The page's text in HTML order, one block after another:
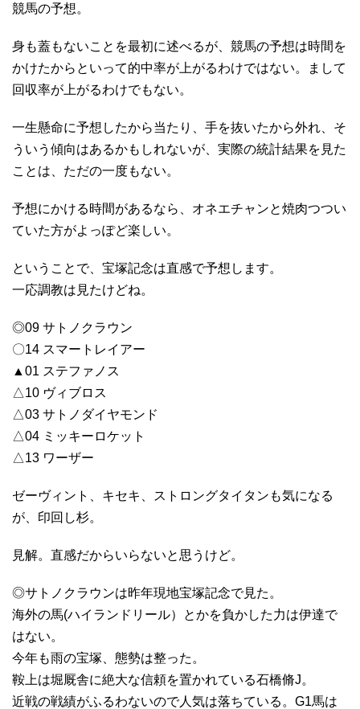
競馬の予想。
身も蓋もないことを最初に述べるが、競馬の予想は時間を
かけたからといって的中率が上がるわけではない。まして
回収率が上がるわけでもない。
一生懸命に予想したから当たり、手を抜いたから外れ、そ
ういう傾向はあるかもしれないが、実際の統計結果を見た
ことは、ただの一度もない。
予想にかける時間があるなら、オネエチャンと焼肉つつい
ていた方がよっぽど楽しい。
ということで、宝塚記念は直感で予想します。
一応調教は見たけどね。
◎09 サトノクラウン
〇14 スマートレイアー
▲01 ステファノス
△10 ヴィブロス
△03 サトノダイヤモンド
△04 ミッキーロケット
△13 ワーザー
ゼーヴィント、キセキ、ストロングタイタンも気になる
が、印回し杉。
見解。直感だからいらないと思うけど。
◎サトノクラウンは昨年現地宝塚記念で見た。
海外の馬(ハイランドリール）とかを負かした力は伊達で
はない。
今年も雨の宝塚、態勢は整った。
鞍上は堀厩舎に絶大な信頼を置かれている石橋脩J。
近戦の戦績がふるわないので人気は落ちている。G1馬は